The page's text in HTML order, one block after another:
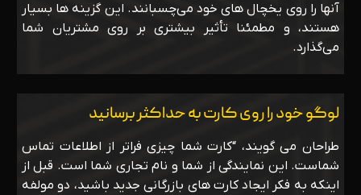
آنها را روی یخچال های خود می‌چسبانند. این گزینه ها بسیار
هستند، و مطمئنا تأثیر بیشتری بر روی مشتریان شما
می‌گذارد.
لوگو خود را روی کارت به حداکثر برسانید
طراحان می گویند، “کارت شما چیزی فراتر از اطلاعات تماس
شماست. این نمایندگی از شما و نام تجاری شما است. قبل از
اینکه به فکر ایجاد کارت های بازرگانی جدید باشید، دو مولفه